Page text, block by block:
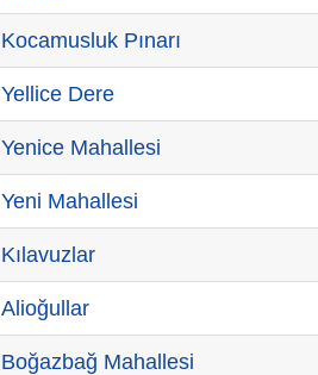
Kocamusluk Pınarı
Yellice Dere
Yenice Mahallesi
Yeni Mahallesi
Kılavuzlar
Alioğullar
Boğazbağ Mahallesi